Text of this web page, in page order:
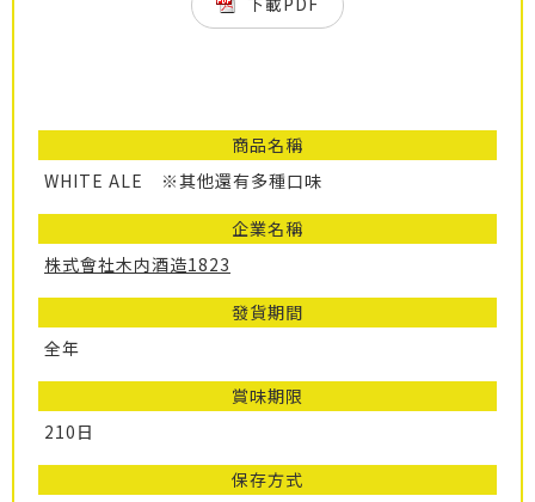
商品名稱
WHITE ALE ※其他還有多種口味
企業名稱
株式會社木内酒造1823
發貨期間
全年
賞味期限
210日
保存方式